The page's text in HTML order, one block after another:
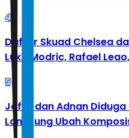
4
Daftar Skuad Chelsea
Luka Modric, Rafael
5
Jafar dan Adnan Diduga
Langsung Ubah